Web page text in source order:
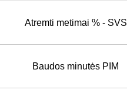
Atremti metimai % - SVS
Baudos minutės PIM